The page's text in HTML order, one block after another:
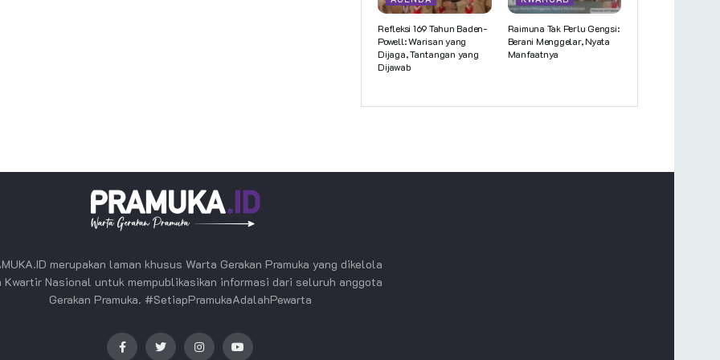
Refleksi 169 Tahun Baden-
Powell: Warisan yang
Dijaga, Tantangan yang
Dijawab
Raimuna Tak Perlu Gengsi:
Berani Menggelar, Nyata
Manfaatnya
merupakan laman khusus Warta Gerakan Pramuka yang dikelola
Kwartir Nasional untuk mempublikasikan informasi dari seluruh anggota
Gerakan Pramuka. #SetiapPramukaAdalahPewarta